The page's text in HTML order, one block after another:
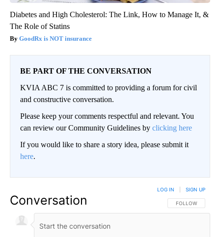
Diabetes and High Cholesterol: The Link, How to Manage It, &
The Role of Statins
GoodRx is NOT insurance
BE PART OF THE CONVERSATION
KVIA ABC 7 is committed to providing a forum for civil
and constructive conversation.
Please keep your comments respectful and relevant. You
can review our Community Guidelines by clicking here
If you would like to share a story idea, please submit it
here.
Conversation FOLLOW THIS
FOLLOW
LOG IN SIGN UP